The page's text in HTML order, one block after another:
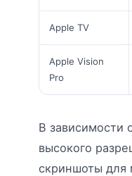
Apple TV
Apple Vision
Pro
В зависимости
высокого
скриншоты для